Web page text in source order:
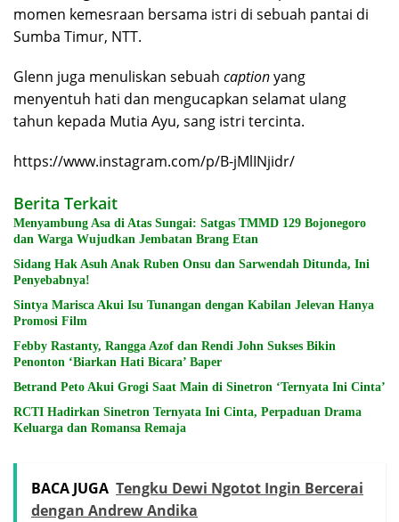
momen kemesraan bersama istri di sebuah pantai di
Sumba Timur, NTT.
Glenn juga menuliskan sebuah captionyang
menyentuh hati dan mengucapkan selamat ulang
tahun kepada Mutia Ayu, sang istri tercinta.
https://www.instagram.com/p/B-jMlINjidr/
Berita Terkait
Menyambung Asa di Atas Sungai: Satgas TMMD 129 Bojonegoro
dan Warga Wujudkan Jembatan Brang Etan
Sidang Hak Asuh Anak Ruben Onsu dan Sarwendah Ditunda, Ini
Penyebabnya!
Sintya Marisca Akui Isu Tunangan dengan Kabilan Jelevan Hanya
Promosi Film
Febby Rastanty, Rangga Azof dan Rendi John Sukses Bikin
Penonton ‘Biarkan Hati Bicara’ Baper
Betrand Peto Akui Grogi Saat Main di Sinetron ‘Ternyata Ini Cinta’
RCTI Hadirkan Sinetron Ternyata Ini Cinta, Perpaduan Drama
Keluarga dan Romansa Remaja
BACA JUGA Tengku Dewi Ngotot Ingin Bercerai
dengan Andrew Andika